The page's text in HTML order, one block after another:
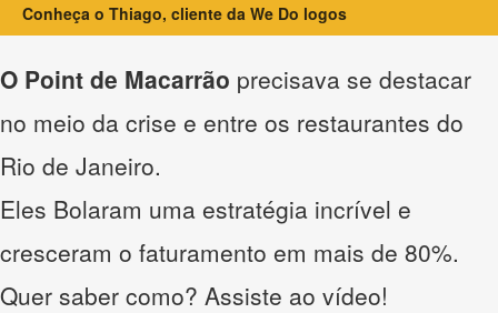
Conheça o Thiago, cliente da We Do logos
O Point de Macarrão precisava se destacar
no meio da crise e entre os restaurantes do
Rio de Janeiro.
Eles Bolaram uma estratégia incrível e
cresceram o faturamento em mais de 80%.
Quer saber como? Assiste ao vídeo!